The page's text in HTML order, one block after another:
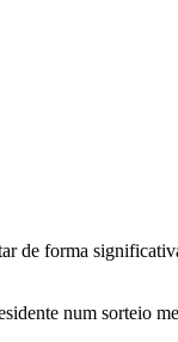
de forma
num sorteio